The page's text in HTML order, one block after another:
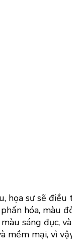
sư sẽ
hóa, màu
sáng đục,
mềm mại, vì